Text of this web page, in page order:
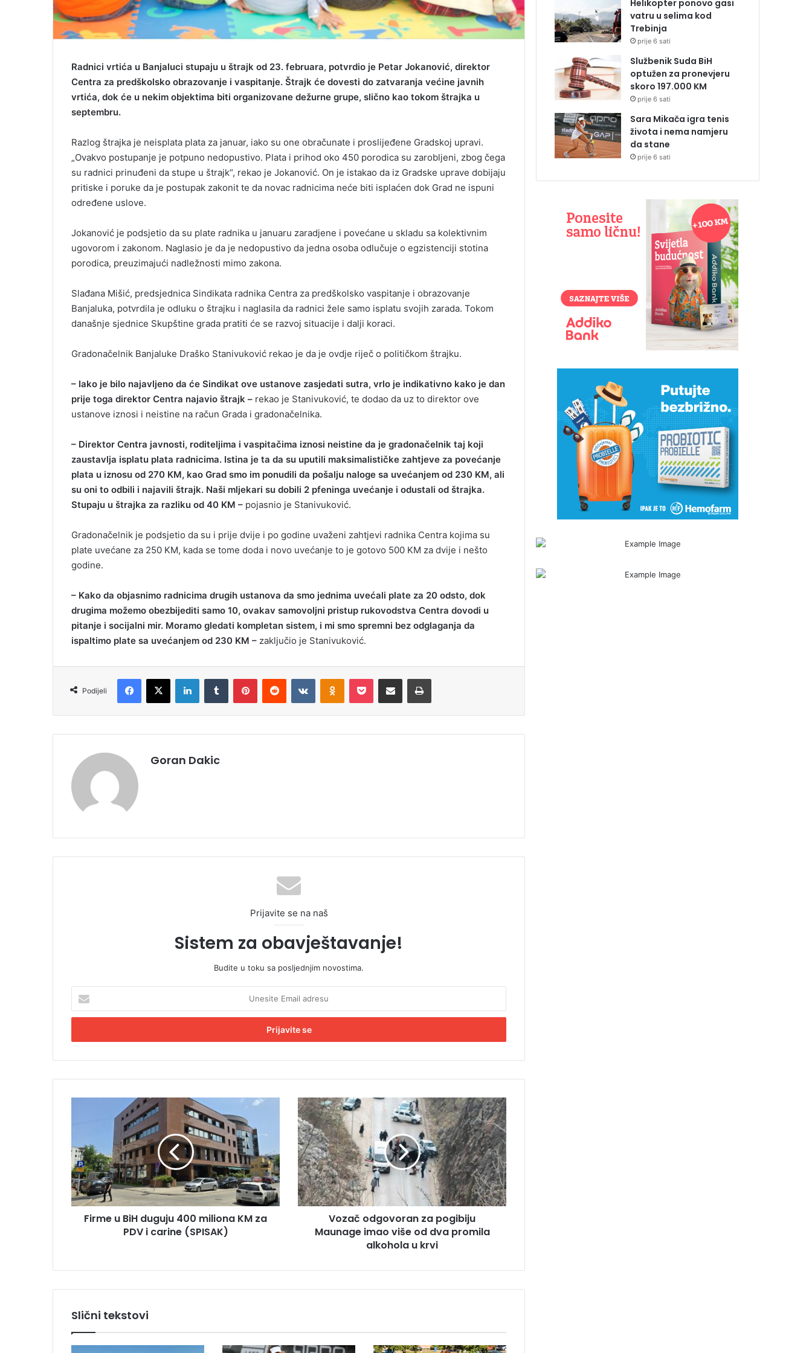
Radnici vrtića u Banjaluci stupaju u štrajk od 23. februara, potvrdio je Petar Jokanović, direktor
Centra za predškolsko obrazovanje i vaspitanje. Štrajk će dovesti do zatvaranja većine javnih
vrtića, dok će u nekim objektima biti organizovane dežurne grupe, slično kao tokom štrajka u
septembru.
Razlog štrajka je neisplata plata za januar, iako su one obračunate i proslijeđene Gradskoj upravi.
„Ovakvo postupanje je potpuno nedopustivo. Plata i prihod oko 450 porodica su zarobljeni, zbog čega
su radnici prinuđeni da stupe u štrajk“, rekao je Jokanović. On je istakao da iz Gradske uprave dobijaju
pritiske i poruke da je postupak zakonit te da novac radnicima neće biti isplaćen dok Grad ne ispuni
određene uslove.
Jokanović je podsjetio da su plate radnika u januaru zaradjene i povećane u skladu sa kolektivnim
ugovorom i zakonom. Naglasio je da je nedopustivo da jedna osoba odlučuje o egzistenciji stotina
porodica, preuzimajući nadležnosti mimo zakona.
Slađana Mišić, predsjednica Sindikata radnika Centra za predškolsko vaspitanje i obrazovanje
Banjaluka, potvrdila je odluku o štrajku i naglasila da radnici žele samo isplatu svojih zarada. Tokom
današnje sjednice Skupštine grada pratiti će se razvoj situacije i dalji koraci.
Gradonačelnik Banjaluke Draško Stanivuković rekao je da je ovdje riječ o političkom štrajku.
– Iako je bilo najavljeno da će Sindikat ove ustanove zasjedati sutra, vrlo je indikativno kako je dan
prije toga direktor Centra najavio štrajk – rekao je Stanivuković, te dodao da uz to direktor ove
ustanove iznosi i neistine na račun Grada i gradonačelnika.
– Direktor Centra javnosti, roditeljima i vaspitačima iznosi neistine da je gradonačelnik taj koji
zaustavlja isplatu plata radnicima. Istina je ta da su uputili maksimalističke zahtjeve za povećanje
plata u iznosu od 270 KM, kao Grad smo im ponudili da pošalju naloge sa uvećanjem od 230 KM, ali
su oni to odbili i najavili štrajk. Naši mljekari su dobili 2 pfeninga uvećanje i odustali od štrajka.
Stupaju u štrajka za razliku od 40 KM – pojasnio je Stanivuković.
Gradonačelnik je podsjetio da su i prije dvije i po godine uvaženi zahtjevi radnika Centra kojima su
plate uvećane za 250 KM, kada se tome doda i novo uvećanje to je gotovo 500 KM za dvije i nešto
godine.
– Kako da objasnimo radnicima drugih ustanova da smo jednima uvećali plate za 20 odsto, dok
drugima možemo obezbijediti samo 10, ovakav samovoljni pristup rukovodstva Centra dovodi u
pitanje i socijalni mir. Moramo gledati kompletan sistem, i mi smo spremni bez odglaganja da
ispaltimo plate sa uvećanjem od 230 KM – zaključio je Stanivuković.
Podijeli
Goran Dakic
Prijavite se na naš
Sistem za obavještavanje!
Budite u toku sa posljednjim novostima.
e
i
E
a
d
r
e
s
u
e
u
B
i
H
j
0
m
i
Firme u BiH duguju 400 miliona KM za
PDV i carine (SPISAK)
V
o
z
a
č
o
d
g
o
n
g
i
Vozač odgovoran za pogibiju
Maunage imao više od dva promila
alkohola u krvi
Slični tekstovi
Helikopter ponovo gasi
vatru u selima kod
Trebinja
prije 6 sati
Službenik Suda BiH
optužen za pronevjeru
skoro 197.000 KM
prije 6 sati
Sara Mikača igra tenis
života i nema namjeru
da stane
prije 6 sati